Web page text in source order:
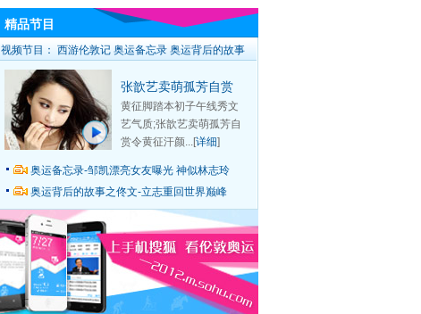
精品节目
视频节目： 西游伦敦记 奥运备忘录 奥运背后的故事
张歆艺卖萌孤芳自赏
黄征脚踏本初子午线秀文
艺气质;张歆艺卖萌孤芳自
赏令黄征汗颜...[详细]
奥运备忘录-邹凯漂亮女友曝光 神似林志玲
奥运背后的故事之佟文-立志重回世界巅峰